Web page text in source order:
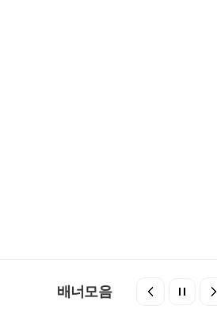
배너모음